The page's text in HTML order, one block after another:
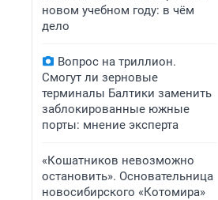
новом учебном году: в чём
дело
Вопрос на триллион.
Смогут ли зерновые
терминалы Балтики заменить
заблокированные южные
порты: мнение эксперта
«Кошатников невозможно
остановить». Основательница
новосибирского «Котомира»